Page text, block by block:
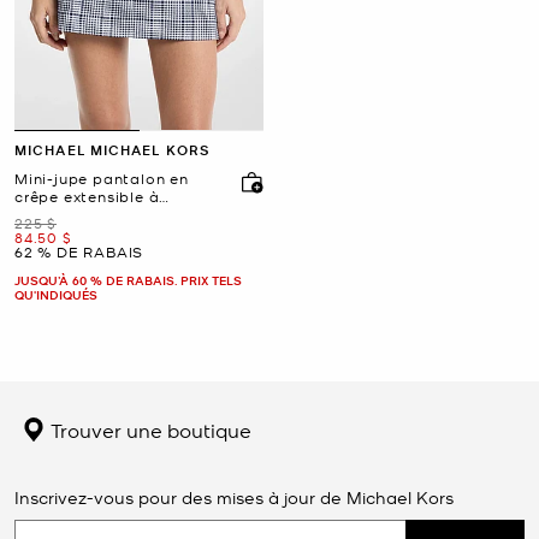
MICHAEL MICHAEL KORS
Mini-jupe pantalon en
crêpe extensible à
carreaux
était
225 $
maintenant
84.50 $
62 % DE RABAIS
JUSQU’À 60 % DE RABAIS. PRIX TELS
QU'INDIQUÉS
Trouver une boutique
Inscrivez-vous pour des mises à jour de Michael Kors